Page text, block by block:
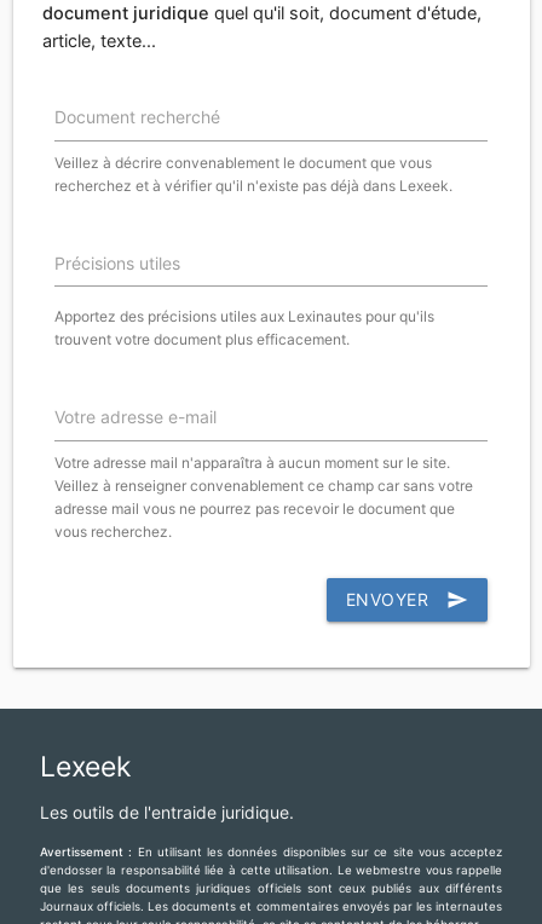
document juridique quel qu'il soit, document d'étude,
article, texte...
Document recherché
Veillez à décrire convenablement le document que vous
recherchez et à vérifier qu'il n'existe pas déjà dans Lexeek.
Précisions utiles
Apportez des précisions utiles aux Lexinautes pour qu'ils
trouvent votre document plus efficacement.
Votre adresse e-mail
Votre adresse mail n'apparaîtra à aucun moment sur le site.
Veillez à renseigner convenablement ce champ car sans votre
adresse mail vous ne pourrez pas recevoir le document que
vous recherchez.
ENVOYER send
Lexeek
Les outils de l'entraide juridique.
Avertissement : En utilisant les données disponibles sur ce site vous acceptez
d'endosser la responsabilité liée à cette utilisation. Le webmestre vous rappelle
que les seuls documents juridiques officiels sont ceux publiés aux différents
Journaux officiels. Les documents et commentaires envoyés par les internautes